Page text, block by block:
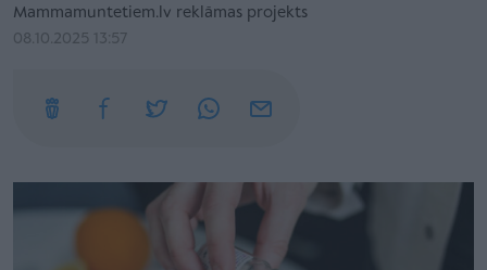
Mammamuntetiem.lv reklāmas projekts
08.10.2025 13:57